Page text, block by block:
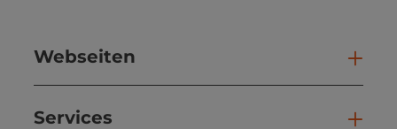
Webseiten
Services